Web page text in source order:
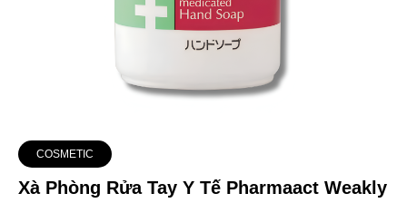
COSMETIC
Xà Phòng Rửa Tay Y Tế Pharmaact Weakly